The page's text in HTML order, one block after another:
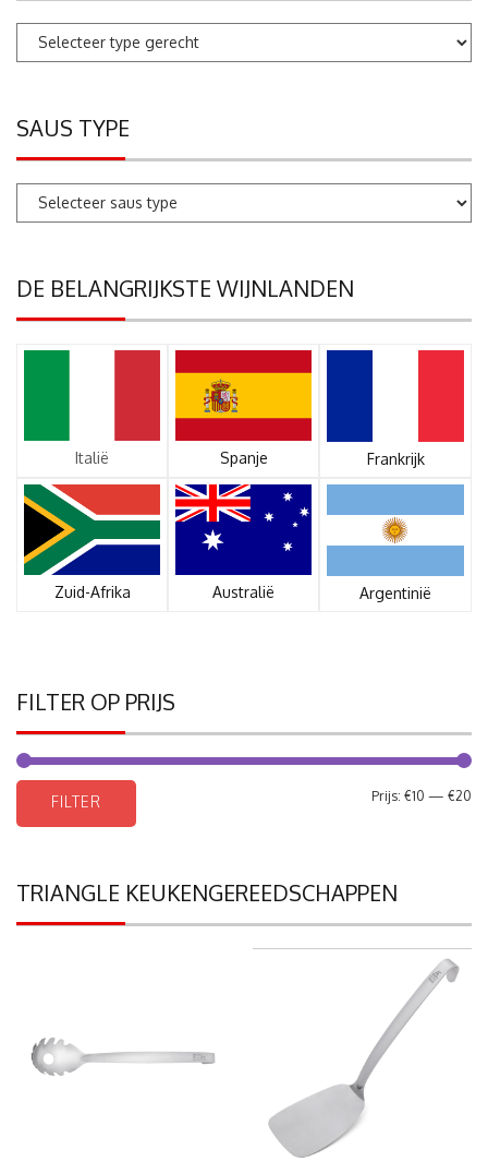
SAUS TYPE
DE BELANGRIJKSTE WIJNLANDEN
Italië Spanje Frankrijk
Zuid-Afrika Australië Argentinië
FILTER OP PRIJS
FILTER Prijs: €10 — €20
TRIANGLE KEUKENGEREEDSCHAPPEN